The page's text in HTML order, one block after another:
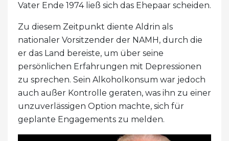
Vater Ende 1974 ließ sich das Ehepaar scheiden.
Zu diesem Zeitpunkt diente Aldrin als
nationaler Vorsitzender der NAMH, durch die
er das Land bereiste, um über seine
persönlichen Erfahrungen mit Depressionen
zu sprechen. Sein Alkoholkonsum war jedoch
auch außer Kontrolle geraten, was ihn zu einer
unzuverlässigen Option machte, sich für
geplante Engagements zu melden.